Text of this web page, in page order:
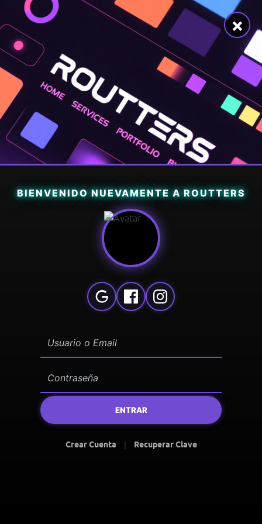
×
BIENVENIDO NUEVAMENTE A ROUTTERS
ENTRAR
Crear Cuenta Recuperar Clave